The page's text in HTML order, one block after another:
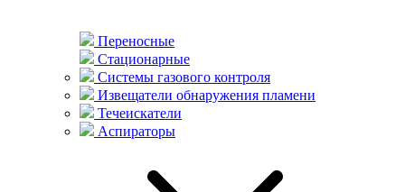
Переносные
Стационарные
Системы газового контроля
Извещатели обнаружения пламени
Течеискатели
Аспираторы